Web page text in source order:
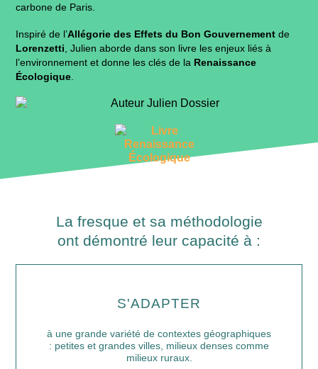
carbone de Paris.
Inspiré de l’Allégorie des Effets du Bon Gouvernementde
Lorenzetti , Julien aborde dans son livre les enjeux liés à
l’environnement et donne les clés de la Renaissance
Écologique
Dossier
La fresque et sa méthodologie
ont démontré leur capacité à :
S'ADAPTER
à une grande variété de contextes géographiques
: petites et grandes villes, milieux denses comme
milieux ruraux.